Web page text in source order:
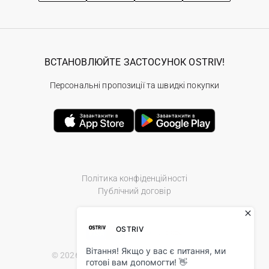
Політика конфіденційності
Публічний договір
© 2026 Ostriv.ua Store. All Rights Reserved.
ВСТАНОВЛЮЙТЕ ЗАСТОСУНОК OSTRIV!
Персональні пропозиції та швидкі покупки